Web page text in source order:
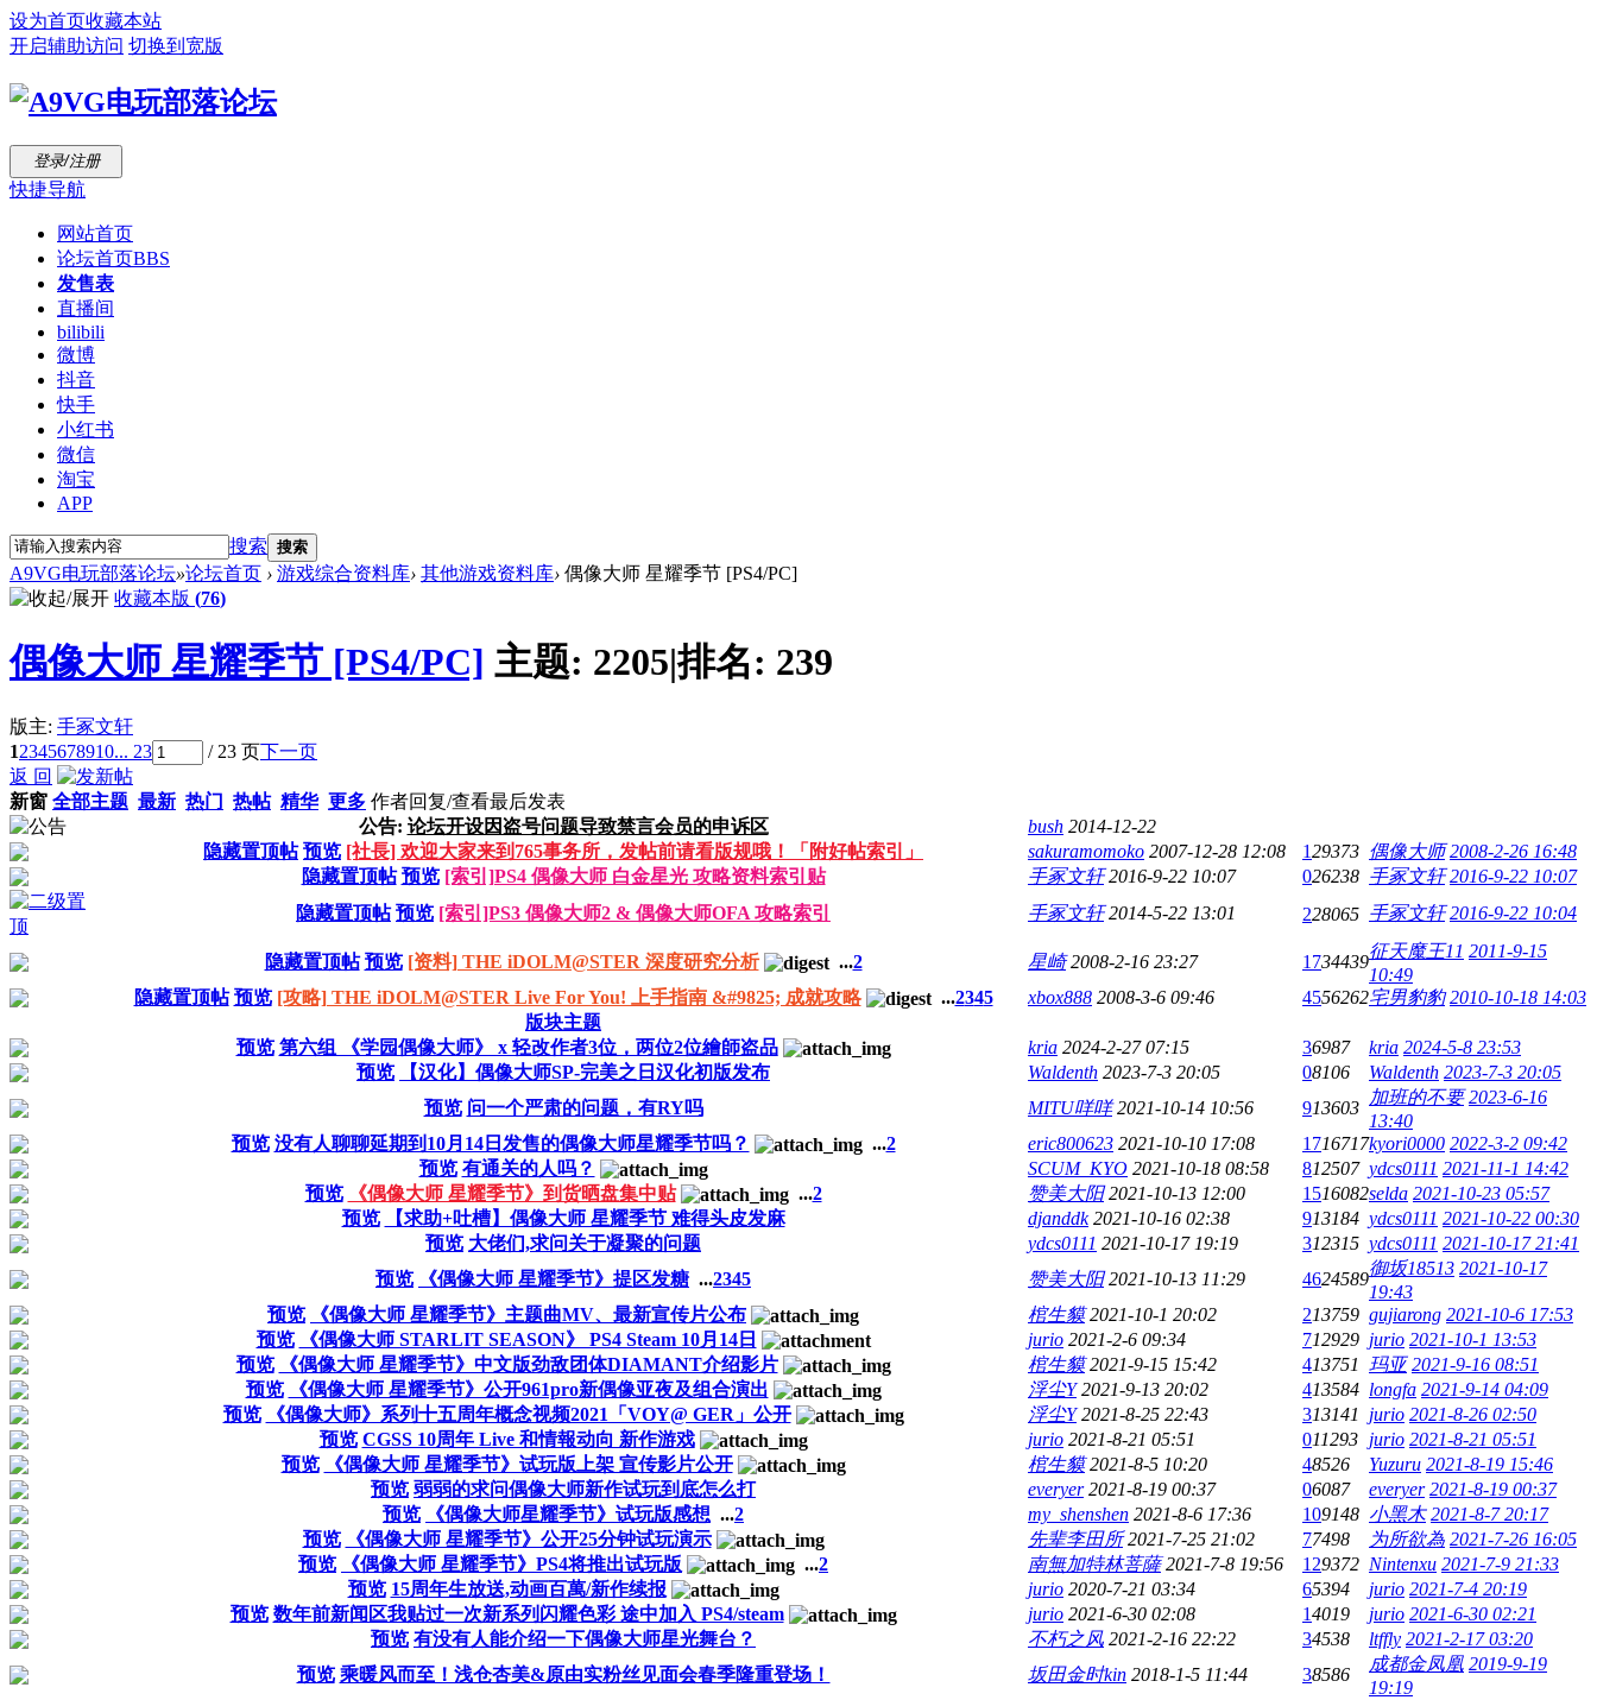
设为首页收藏本站
开启辅助访问 切换到宽版
登录/注册
快捷导航
网站首页
论坛首页BBS
发售表
直播间
bilibili
微博
抖音
快手
小红书
微信
淘宝
APP
搜索 搜索
A9VG电玩部落论坛»论坛首页 › 游戏综合资料库› 其他游戏资料库› 偶像大师 星耀季节 [PS4/PC]
收藏本版 (76)
偶像大师 星耀季节 [PS4/PC] 主题: 2205|排名: 239
版主: 手冢文轩
12345678910... 23 / 23 页下一页
返 回
新窗 全部主题 最新 热门 热帖 精华 更多 作者回复/查看最后发表
公告: 论坛开设因盗号问题导致禁言会员的申诉区 bush 2014-12-22
隐藏置顶帖 预览 [社長] 欢迎大家来到765事务所，发帖前请看版规哦！「附好帖索引」 sakuramomoko 2007-12-28 12:08 129373 偶像大师 2008-2-26 16:48
隐藏置顶帖 预览 [索引]PS4 偶像大师 白金星光 攻略资料索引贴 手冢文轩 2016-9-22 10:07 026238 手冢文轩 2016-9-22 10:07
隐藏置顶帖 预览 [索引]PS3 偶像大师2 & 偶像大师OFA 攻略索引 手冢文轩 2014-5-22 13:01 228065 手冢文轩 2016-9-22 10:04
隐藏置顶帖 预览 [资料] THE iDOLM@STER 深度研究分析 ...2 星崎 2008-2-16 23:27 1734439
征天魔王11 2011-9-15
10:49
隐藏置顶帖 预览 [攻略] THE iDOLM@STER Live For You! 上手指南 &#9825; 成就攻略 ...2345 xbox888 2008-3-6 09:46 4556262宅男豹豹 2010-10-18 14:03
版块主题
预览 第六组 《学园偶像大师》 x 轻改作者3位，两位2位繪師盗品 kria 2024-2-27 07:15 36987 kria 2024-5-8 23:53
预览
【汉化】偶像大师SP-完美之日汉化初版发布 Waldenth 2023-7-3 20:05 08106 Waldenth 2023-7-3 20:05
预览 问一个严肃的问题，有RY吗 MITU咩咩 2021-10-14 10:56 913603
加班的不要 2023-6-16
13:40
预览 没有人聊聊延期到10月14日发售的偶像大师星耀季节吗？ ...2 eric800623 2021-10-10 17:08 1716717kyori0000 2022-3-2 09:42
预览 有通关的人吗？ SCUM_KYO 2021-10-18 08:58 812507 ydcs0111 2021-11-1 14:42
预览
《偶像大师 星耀季节》到货晒盘集中贴 ...2 赞美大阳 2021-10-13 12:00 1516082selda 2021-10-23 05:57
预览
【求助+吐槽】偶像大师 星耀季节 难得头皮发麻 djanddk 2021-10-16 02:38 913184 ydcs0111 2021-10-22 00:30
预览 大佬们,求问关于凝聚的问题 ydcs0111 2021-10-17 19:19 312315 ydcs0111 2021-10-17 21:41
预览
《偶像大师 星耀季节》提区发糖 ...2345 赞美大阳 2021-10-13 11:29 4624589
御坂18513 2021-10-17
19:43
预览
《偶像大师 星耀季节》主题曲MV、最新宣传片公布 棺生貘 2021-10-1 20:02 213759 gujiarong 2021-10-6 17:53
预览
《偶像大师 STARLIT SEASON》 PS4 Steam 10月14日 jurio 2021-2-6 09:34 712929 jurio 2021-10-1 13:53
预览
《偶像大师 星耀季节》中文版劲敌团体DIAMANT介绍影片 棺生貘 2021-9-15 15:42 413751 玛亚 2021-9-16 08:51
预览
《偶像大师 星耀季节》公开961pro新偶像亚夜及组合演出 浮尘Y 2021-9-13 20:02 413584 longfa 2021-9-14 04:09
预览
《偶像大师》系列十五周年概念视频2021「VOY@ GER」公开 浮尘Y 2021-8-25 22:43 313141 jurio 2021-8-26 02:50
预览 CGSS 10周年 Live 和情報动向 新作游戏 jurio 2021-8-21 05:51 011293 jurio 2021-8-21 05:51
预览
《偶像大师 星耀季节》试玩版上架 宣传影片公开 棺生貘 2021-8-5 10:20 48526 Yuzuru 2021-8-19 15:46
预览 弱弱的求问偶像大师新作试玩到底怎么打 everyer 2021-8-19 00:37 06087 everyer 2021-8-19 00:37
预览
《偶像大师星耀季节》试玩版感想 ...2 my_shenshen 2021-8-6 17:36 109148 小黑木 2021-8-7 20:17
预览
《偶像大师 星耀季节》公开25分钟试玩演示 先辈李田所 2021-7-25 21:02 77498 为所欲為 2021-7-26 16:05
预览
《偶像大师 星耀季节》PS4将推出试玩版 ...2 南無加特林菩薩 2021-7-8 19:56 129372 Nintenxu 2021-7-9 21:33
预览 15周年生放送,动画百萬/新作续报 jurio 2020-7-21 03:34 65394 jurio 2021-7-4 20:19
预览 数年前新闻区我贴过一次新系列闪耀色彩 途中加入 PS4/steam jurio 2021-6-30 02:08 14019 jurio 2021-6-30 02:21
预览 有没有人能介绍一下偶像大师星光舞台？ 不朽之风 2021-2-16 22:22 34538 ltffly 2021-2-17 03:20
预览 乘暖风而至！浅仓杏美&原由实粉丝见面会春季隆重登场！ 坂田金时kin 2018-1-5 11:44 38586
成都金凤凰 2019-9-19
19:19